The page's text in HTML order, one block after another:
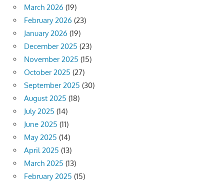
March 2026 (19)
February 2026 (23)
January 2026 (19)
December 2025 (23)
November 2025 (15)
October 2025 (27)
September 2025 (30)
August 2025 (18)
July 2025 (14)
June 2025 (11)
May 2025 (14)
April 2025 (13)
March 2025 (13)
February 2025 (15)